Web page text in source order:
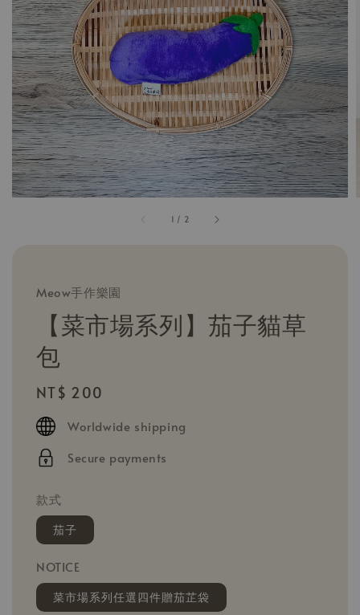
1 / 2
Meow手作樂園
【菜市場系列】茄子貓草
包
Regular
price
NT$ 200
Worldwide shipping
Secure payments
款式
茄子
NOTICE
菜市場系列任選四件贈茄芷袋